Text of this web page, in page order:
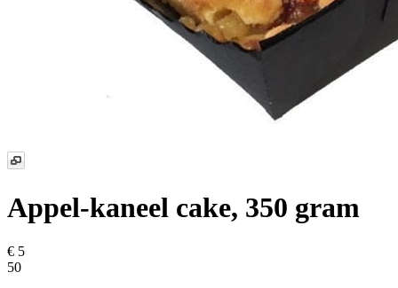
Appel-kaneel cake, 350 gram
€ 5
50